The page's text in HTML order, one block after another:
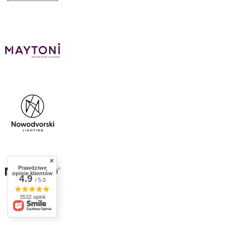
Prawdziwe
opinie klientów
4.9/ 5.0
3532 opinii